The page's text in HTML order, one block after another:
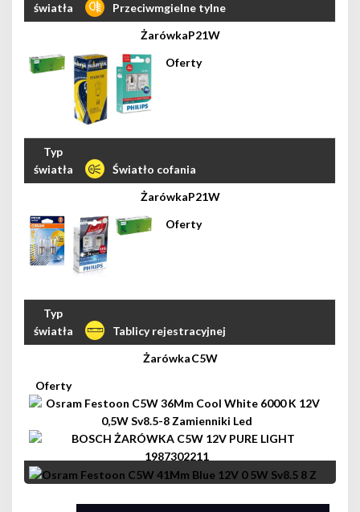
Przeciwmgielne tylne
P21W
Światło cofania
P21W
Tablicy rejestracyjnej
C5W